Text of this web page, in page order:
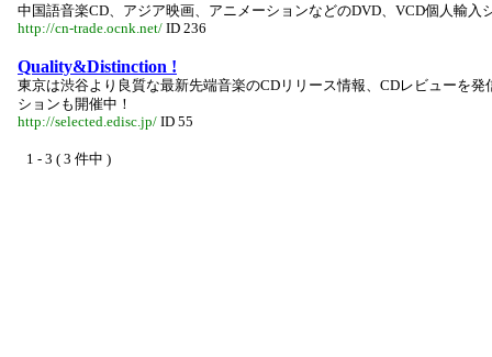
中国語音楽CD、アジア映画、アニメーションなどのDVD、VCD個人輸入
http://cn-trade.ocnk.net/ ID 236
Quality&Distinction !
東京は渋谷より良質な最新先端音楽のCDリリース情報、CDレビューを
ションも開催中！
http://selected.edisc.jp/ ID 55
1 - 3 ( 3 件中 )